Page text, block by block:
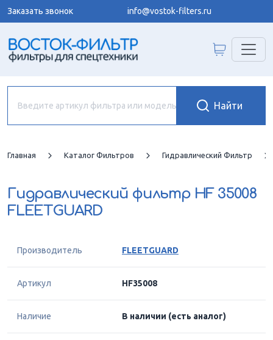
Заказать звонок info@vostok-filters.ru
Главная Каталог Фильтров Гидравлический Фильтр
Гидравлический фильтр HF 35008
FLEETGUARD
Производитель FLEETGUARD
Артикул HF35008
Наличие В наличии (есть аналог)